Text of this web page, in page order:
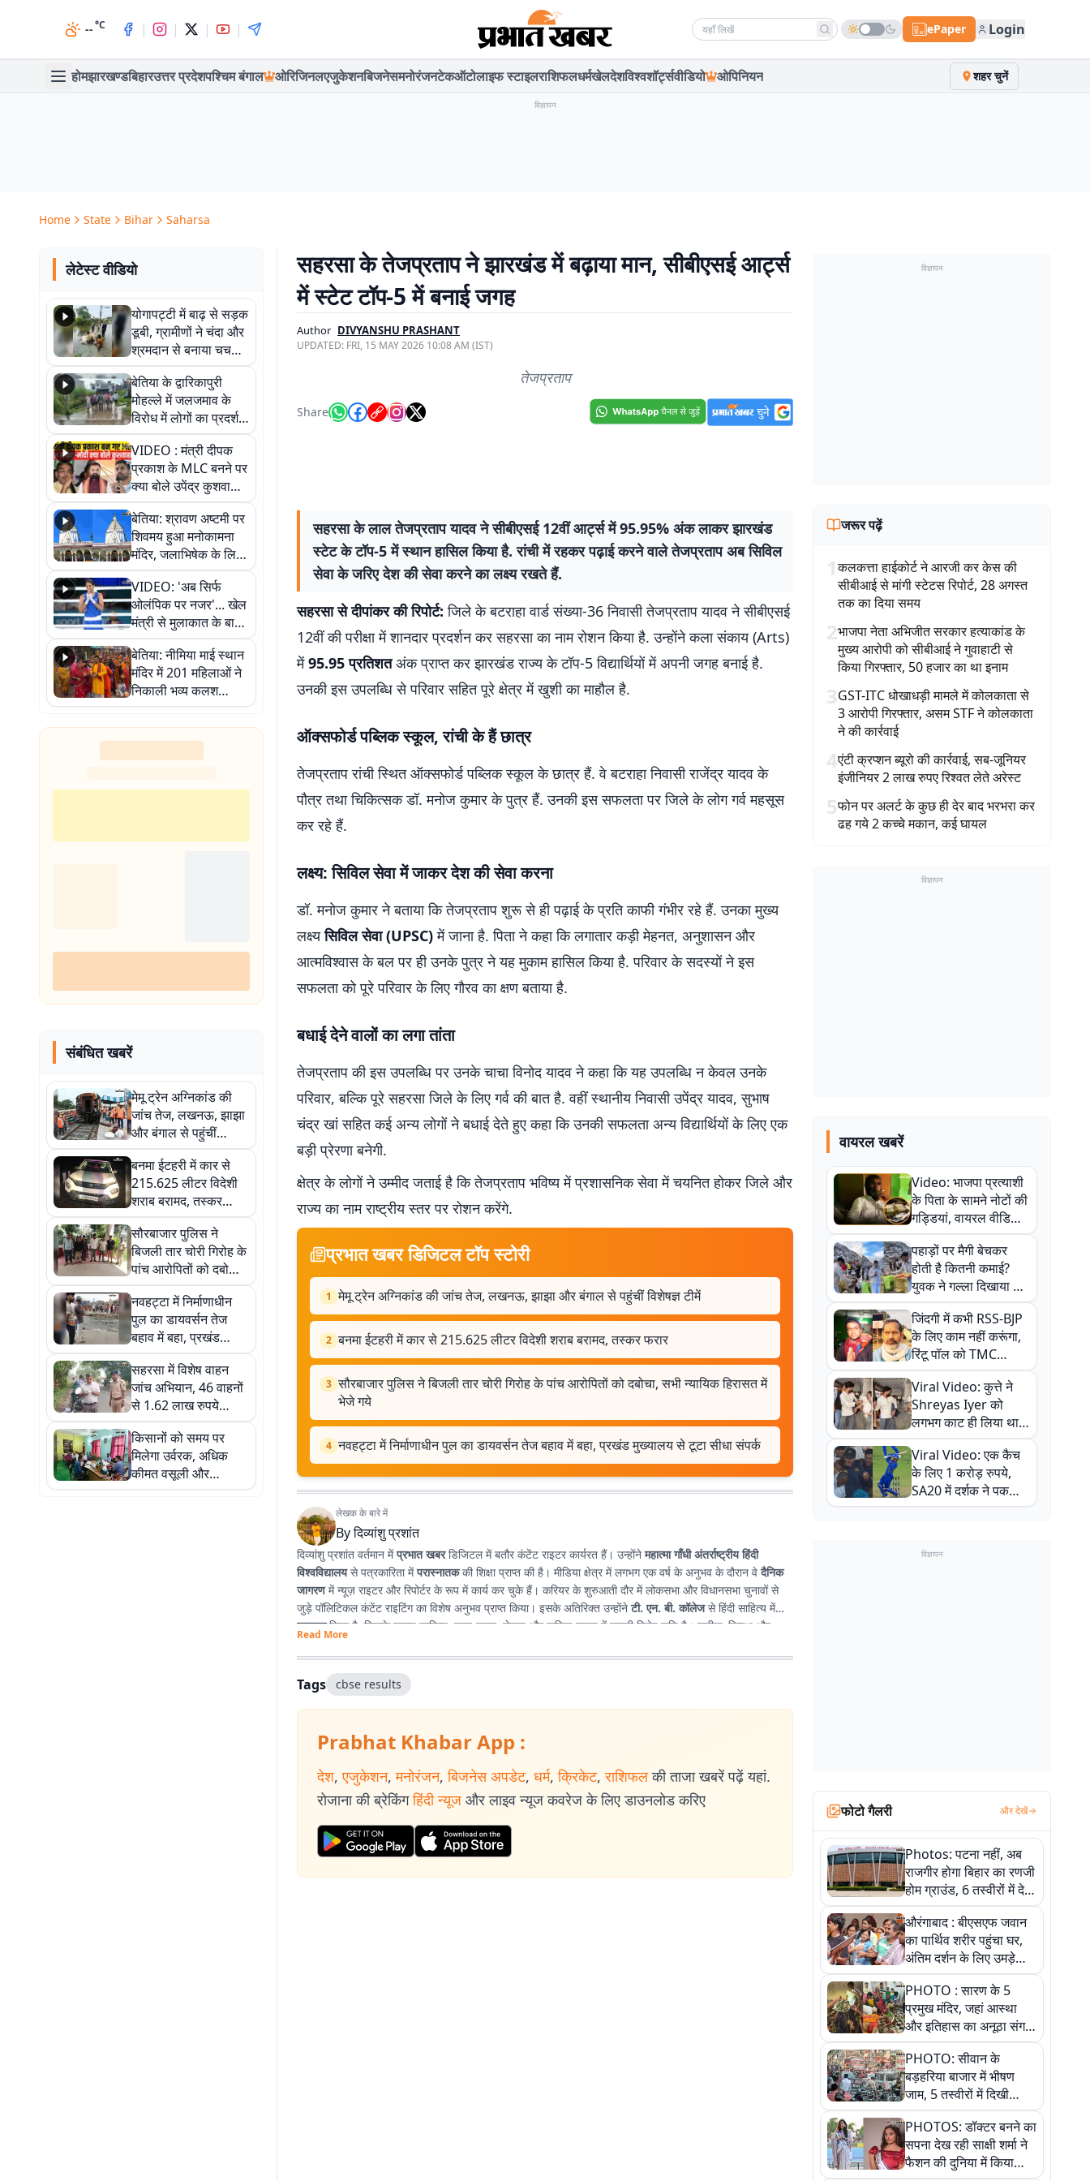
--°C | | | | Search news ePaper Login
होमझारखण्डबिहारउत्तर प्रदेशपश्चिम बंगाल ओरिजिनलएजुकेशनबिजनेसमनोरंजनटेकऑटोलाइफ स्टाइलराशिफलधर्मखेलदेशविश्वशॉर्ट्सवीडियो ओपिनियन शहर चुनें
विज्ञापन
Home State Bihar Saharsa
लेटेस्ट वीडियो
योगापट्टी में बाढ़ से सड़क
डूबी, ग्रामीणों ने चंदा और
श्रमदान से बनाया चचरी
पुल
बेतिया के द्वारिकापुरी
मोहल्ले में जलजमाव के
विरोध में लोगों का प्रदर्शन,
स्थायी समाधान की मांग
VIDEO : मंत्री दीपक
प्रकाश के MLC बनने पर
क्या बोले उपेंद्र कुशवाहा,
सुनिए
बेतिया: श्रावण अष्टमी पर
शिवमय हुआ मनोकामना
मंदिर, जलाभिषेक के लिए
लगी लंबी कतारें
VIDEO: 'अब सिर्फ
ओलंपिक पर नजर'... खेल
मंत्री से मुलाकात के बाद
जैसमीन लंबोरिया का बड़ा
बयान
बेतिया: नीमिया माई स्थान
मंदिर में 201 महिलाओं ने
निकाली भव्य कलश
शोभायात्रा, शिवलिंग
प्राण-प्रतिष्ठा महोत्सव
शुरू
संबंधित खबरें
मेमू ट्रेन अग्निकांड की
जांच तेज, लखनऊ, झाझा
और बंगाल से पहुंचीं
विशेषज्ञ टीमें
बनमा ईटहरी में कार से
215.625 लीटर विदेशी
शराब बरामद, तस्कर
फरार
सौरबाजार पुलिस ने
बिजली तार चोरी गिरोह के
पांच आरोपितों को दबोचा,
सभी न्यायिक हिरासत में
भेजे गये
नवहट्टा में निर्माणाधीन
पुल का डायवर्सन तेज
बहाव में बहा, प्रखंड
मुख्यालय से टूटा सीधा
संपर्क
सहरसा में विशेष वाहन
जांच अभियान, 46 वाहनों
से 1.62 लाख रुपये
जुर्माना, बसों की सुरक्षा
व्यवस्था भी जांची गयी
किसानों को समय पर
मिलेगा उर्वरक, अधिक
कीमत वसूली और
कालाबाजारी पर होगी
सहरसा के तेजप्रताप ने झारखंड में बढ़ाया मान, सीबीएसई आर्ट्स
में स्टेट टॉप-5 में बनाई जगह
Author DIVYANSHU PRASHANT
UPDATED: FRI, 15 MAY 2026 10:08 AM (IST)
तेजप्रताप
Share
सहरसा के लाल तेजप्रताप यादव ने सीबीएसई 12वीं आर्ट्स में 95.95% अंक लाकर झारखंड
स्टेट के टॉप-5 में स्थान हासिल किया है. रांची में रहकर पढ़ाई करने वाले तेजप्रताप अब सिविल
सेवा के जरिए देश की सेवा करने का लक्ष्य रखते हैं.
सहरसा से दीपांकर की रिपोर्ट: जिले के बटराहा वार्ड संख्या-36 निवासी तेजप्रताप यादव ने सीबीएसई
12वीं की परीक्षा में शानदार प्रदर्शन कर सहरसा का नाम रोशन किया है. उन्होंने कला संकाय (Arts)
में95.95 प्रतिशतअंक प्राप्त कर झारखंड राज्य के टॉप-5 विद्यार्थियों में अपनी जगह बनाई है.
उनकी इस उपलब्धि से परिवार सहित पूरे क्षेत्र में खुशी का माहौल है.
ऑक्सफोर्ड पब्लिक स्कूल, रांची के हैं छात्र
तेजप्रताप रांची स्थित ऑक्सफोर्ड पब्लिक स्कूल के छात्र हैं. वे बटराहा निवासी राजेंद्र यादव के
पौत्र तथा चिकित्सक डॉ. मनोज कुमार के पुत्र हैं. उनकी इस सफलता पर जिले के लोग गर्व महसूस
कर रहे हैं.
लक्ष्य: सिविल सेवा में जाकर देश की सेवा करना
डॉ. मनोज कुमार ने बताया कि तेजप्रताप शुरू से ही पढ़ाई के प्रति काफी गंभीर रहे हैं. उनका मुख्य
लक्ष्यसिविल सेवा (UPSC)में जाना है. पिता ने कहा कि लगातार कड़ी मेहनत, अनुशासन और
आत्मविश्वास के बल पर ही उनके पुत्र ने यह मुकाम हासिल किया है. परिवार के सदस्यों ने इस
सफलता को पूरे परिवार के लिए गौरव का क्षण बताया है.
बधाई देने वालों का लगा तांता
तेजप्रताप की इस उपलब्धि पर उनके चाचा विनोद यादव ने कहा कि यह उपलब्धि न केवल उनके
परिवार, बल्कि पूरे सहरसा जिले के लिए गर्व की बात है. वहीं स्थानीय निवासी उपेंद्र यादव, सुभाष
चंद्र खां सहित कई अन्य लोगों ने बधाई देते हुए कहा कि उनकी सफलता अन्य विद्यार्थियों के लिए एक
बड़ी प्रेरणा बनेगी.
क्षेत्र के लोगों ने उम्मीद जताई है कि तेजप्रताप भविष्य में प्रशासनिक सेवा में चयनित होकर जिले और
राज्य का नाम राष्ट्रीय स्तर पर रोशन करेंगे.
प्रभात खबर डिजिटल टॉप स्टोरी
1 मेमू ट्रेन अग्निकांड की जांच तेज, लखनऊ, झाझा और बंगाल से पहुंचीं विशेषज्ञ टीमें
2 बनमा ईटहरी में कार से 215.625 लीटर विदेशी शराब बरामद, तस्कर फरार
3 सौरबाजार पुलिस ने बिजली तार चोरी गिरोह के पांच आरोपितों को दबोचा, सभी न्यायिक हिरासत में
भेजे गये
4 नवहट्टा में निर्माणाधीन पुल का डायवर्सन तेज बहाव में बहा, प्रखंड मुख्यालय से टूटा सीधा संपर्क
लेखक के बारे में
Byदिव्यांशु प्रशांत
दिव्यांशु प्रशांत वर्तमान मेंप्रभात खबरडिजिटल में बतौर कंटेंट राइटर कार्यरत हैं। उन्होंनेमहात्मा गाँधी अंतर्राष्ट्रीय हिंदी
विश्वविद्यालयसे पत्रकारिता मेंपरास्नातककी शिक्षा प्राप्त की है। मीडिया क्षेत्र में लगभग एक वर्ष के अनुभव के दौरान वेदैनिक
जागरणमें न्यूज़ राइटर और रिपोर्टर के रूप में कार्य कर चुके हैं। करियर के शुरुआती दौर में लोकसभा और विधानसभा चुनावों से
जुड़े पॉलिटिकल कंटेंट राइटिंग का विशेष अनुभव प्राप्त किया। इसके अतिरिक्त उन्होंनेटी. एन. बी. कॉलेजसे हिंदी साहित्य में
स्नातककिया है, जिसके कारण साहित्य, पठन-पाठन, लेखन और कविता-सृजन में उनकी विशेष रुचि है। सटीक, निष्पक्ष और
प्रभावशाली लेखन के माध्यम से पाठकों तक विश्वसनीय जानकारी पहुँचाना उनकी पेशेवर पहचान है।
Read More
Tags cbse results
Prabhat Khabar App :
देश, एजुकेशन, मनोरंजन, बिजनेस अपडेट, धर्म, क्रिकेट, राशिफल की ताजा खबरें पढ़ें यहां.
रोजाना की ब्रेकिंग हिंदी न्यूज और लाइव न्यूज कवरेज के लिए डाउनलोड करिए
विज्ञापन
जरूर पढ़ें
1कलकत्ता हाईकोर्ट ने आरजी कर केस की
सीबीआई से मांगी स्टेटस रिपोर्ट, 28 अगस्त
तक का दिया समय
2भाजपा नेता अभिजीत सरकार हत्याकांड के
मुख्य आरोपी को सीबीआई ने गुवाहाटी से
किया गिरफ्तार, 50 हजार का था इनाम
3GST-ITC धोखाधड़ी मामले में कोलकाता से
3 आरोपी गिरफ्तार, असम STF ने कोलकाता
ने की कार्रवाई
4एंटी क्रप्शन ब्यूरो की कार्रवाई, सब-जूनियर
इंजीनियर 2 लाख रुपए रिश्वत लेते अरेस्ट
5फोन पर अलर्ट के कुछ ही देर बाद भरभरा कर
ढह गये 2 कच्चे मकान, कई घायल
विज्ञापन
वायरल खबरें
Video: भाजपा प्रत्याशी
के पिता के सामने नोटों की
गड्डियां, वायरल वीडियो
से राजनीति में उबाल,
अजित महतो बोले- TMC
की गंदी चाल
पहाड़ों पर मैगी बेचकर
होती है कितनी कमाई?
युवक ने गल्ला दिखाया तो
नौकरी वालों के खड़े हो गए
कान
जिंदगी में कभी RSS-BJP
के लिए काम नहीं करूंगा,
रिंटू पॉल को TMC
ऑफिस में ले जाकर पीटा,
Video वायरल
Viral Video: कुत्ते ने
Shreyas Iyer को
लगभग काट ही लिया था,
न्यूजीलैंड सीरीज से पहले
बाल-बाल बचे
Viral Video: एक कैच
के लिए 1 करोड़ रुपये,
SA20 में दर्शक ने पकड़ा
एक हाथ से गजब का कैच
विज्ञापन
फोटो गैलरी और देखें
Photos: पटना नहीं, अब
राजगीर होगा बिहार का रणजी
होम ग्राउंड, 6 तस्वीरों में देखें
नए स्टेडियम की पूरी कहानी
औरंगाबाद : बीएसएफ जवान
का पार्थिव शरीर पहुंचा घर,
अंतिम दर्शन के लिए उमड़े
लोग
PHOTO : सारण के 5
प्रमुख मंदिर, जहां आस्था
और इतिहास का अनूठा संगम,
तस्वीरों में जानिए
PHOTO: सीवान के
बड़हरिया बाजार में भीषण
जाम, 5 तस्वीरों में दिखी
अव्यवस्था
PHOTOS: डॉक्टर बनने का
सपना देख रही साक्षी शर्मा ने
फैशन की दुनिया में किया